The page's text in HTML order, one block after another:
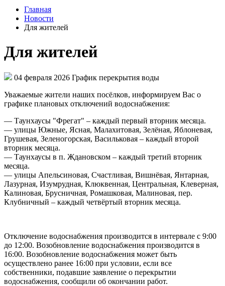
Главная
Новости
Для жителей
Для жителей
04 февраля 2026 График перекрытия воды
Уважаемые жители наших посёлков, информируем Вас о
графике плановых отключений водоснабжения:
— Таунхаусы "Фрегат" – каждый первый вторник месяца.
— улицы Южные, Ясная, Малахитовая, Зелёная, Яблоневая,
Грушевая, Зеленогорская, Васильковая – каждый второй
вторник месяца.
— Таунхаусы в п. Ждановском – каждый третий вторник
месяца.
— улицы Апельсиновая, Счастливая, Вишнёвая, Янтарная,
Лазурная, Изумрудная, Клюквенная, Центральная, Клеверная,
Калиновая, Брусничная, Ромашковая, Малиновая, пер.
Клубничный – каждый четвёртый вторник месяца.
Отключение водоснабжения производится в интервале с 9:00
до 12:00. Возобновление водоснабжения производится в
16:00. Возобновление водоснабжения может быть
осуществлено ранее 16:00 при условии, если все
собственники, подавшие заявление о перекрытии
водоснабжения, сообщили об окончании работ.